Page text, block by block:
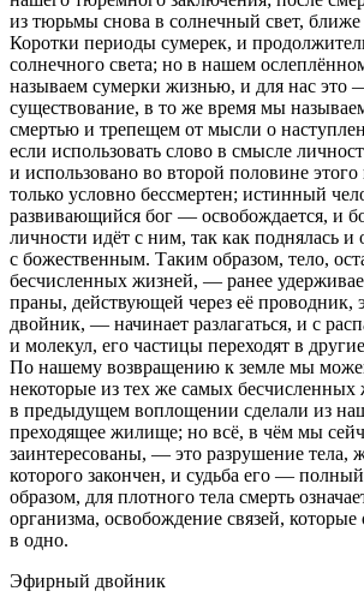
из тюрьмы снова в солнечный свет, ближе
Коротки периоды сумерек, и
солнечного света; но в нашем
называем сумерки жизнью, и для нас это
существование, в то же время мы
смертью и трепещем от мысли о
если использовать слово в смысле
и использовано во второй половине
только условно бессмертен; истинный
развивающийся бог — освобождается, и
личности идёт с ним, так как поднялась и
с божественным. Таким образом, тело,
бесчисленных жизней, — ранее
праны, действующей через её проводник,
двойник, — начинает разлагаться, и с
и молекул, его частицы переходят в
По нашему возвращению к земле мы
некоторые из тех же самых бесчисленных
в предыдущем воплощении сделали из
преходящее жилище; но всё, в чём мы
заинтересованы, — это разрушение тела,
которого закончен, и судьба его —
образом, для плотного тела смерть
организма, освобождение связей,
в одно.
Эфирный двойник